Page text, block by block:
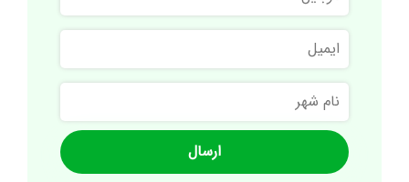
ایمیل
نام
شهر